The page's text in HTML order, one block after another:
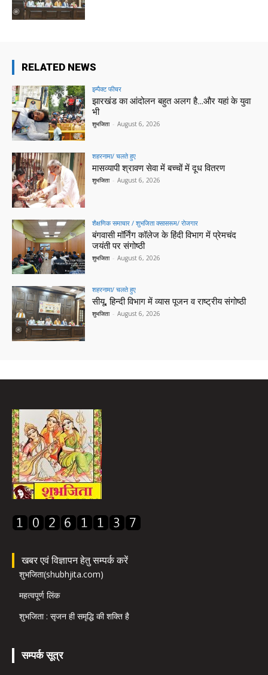
RELATED NEWS
इम्पैक्ट फीचर
झारखंड का आंदोलन बहुत अलग है…और यहां के युवा
भी
शुभजिता - August 6, 2026
शहरनामा/ चलते हुए
मासव्यापी श्रावण सेवा में बच्चों में दूध वितरण
शुभजिता - August 6, 2026
शैक्षणिक समाचार / शुभजिता क्सासरूम/ रोजगार
बंगवासी मॉर्निंग कॉलेज के हिंदी विभाग में प्रेमचंद
जयंती पर संगोष्ठी
शुभजिता - August 6, 2026
शहरनामा/ चलते हुए
सीयू, हिन्दी विभाग में व्यास पूजन व राष्ट्रीय संगोष्ठी
शुभजिता - August 6, 2026
खबर एवं विज्ञापन हेतु सम्पर्क करें
शुभजिता(shubhjita.com)
महत्वपूर्ण लिंक
शुभजिता : सृजन ही समृद्धि की शक्ति है
सम्पर्क सूत्र